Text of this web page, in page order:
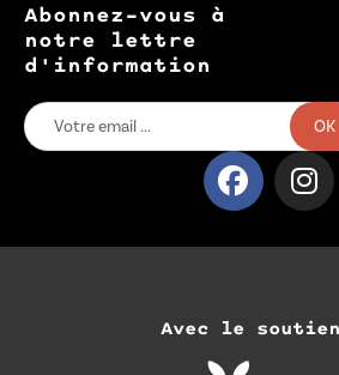
Abonnez-vous à
notre lettre
d'information
OK
Avec le